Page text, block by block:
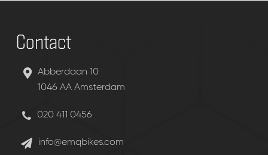
Contact
Abberdaan 10
1046 AA Amsterdam
020 411 0456
info@emqbikes.com